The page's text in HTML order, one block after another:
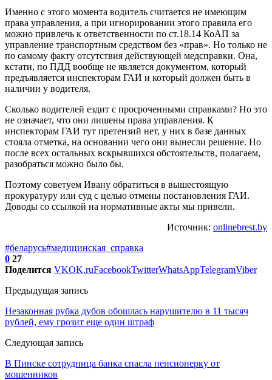
Именно с этого момента водитель считается не имеющим
права управления, а при игнорировании этого правила его
можно привлечь к ответственности по ст.18.14 КоАП за
управление транспортным средством без «прав». Но только не
по самому факту отсутствия действующей медсправки. Она,
кстати, по ПДД вообще не является документом, который
предъявляется инспекторам ГАИ и который должен быть в
наличии у водителя.
Сколько водителей ездит с просроченными справками? Но это
не означает, что они лишены права управления. К
инспекторам ГАИ тут претензий нет, у них в базе данных
стояла отметка, на основании чего они вынесли решение. Но
после всех остальных вскрывшихся обстоятельств, полагаем,
разобраться можно было бы.
Поэтому советуем Ивану обратиться в вышестоящую
прокуратуру или суд с целью отмены постановления ГАИ.
Доводы со ссылкой на нормативные акты мы привели.
Источник: onlinebrest.by
#беларусь#медицинская_справка
0 27
Поделится VKOK.ruFacebookTwitterWhatsAppTelegramViber
Предыдущая запись
Незаконная рубка дубов обошлась нарушителю в 11 тысяч
рублей, ему грозит еще один штраф
Следующая запись
В Пинске сотрудница банка спасла пенсионерку от
мошенников